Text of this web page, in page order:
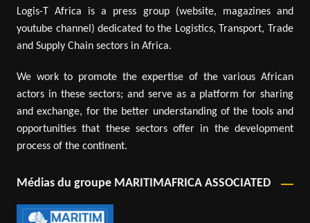
Logis-T Africa is a press group (website, magazines and
youtube channel) dedicated to the Logistics, Transport, Trade
and Supply Chain sectors in Africa.
We work to promote the expertise of the various African
actors in these sectors; and serve as a platform for sharing
and exchange, for the better understanding of the tools and
opportunities that these sectors offer in the development
process of the continent.
Médias du groupe MARITIMAFRICA ASSOCIATED